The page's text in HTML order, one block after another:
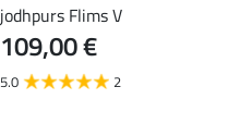
jodhpurs Flims V
109,00 €
5.0 2